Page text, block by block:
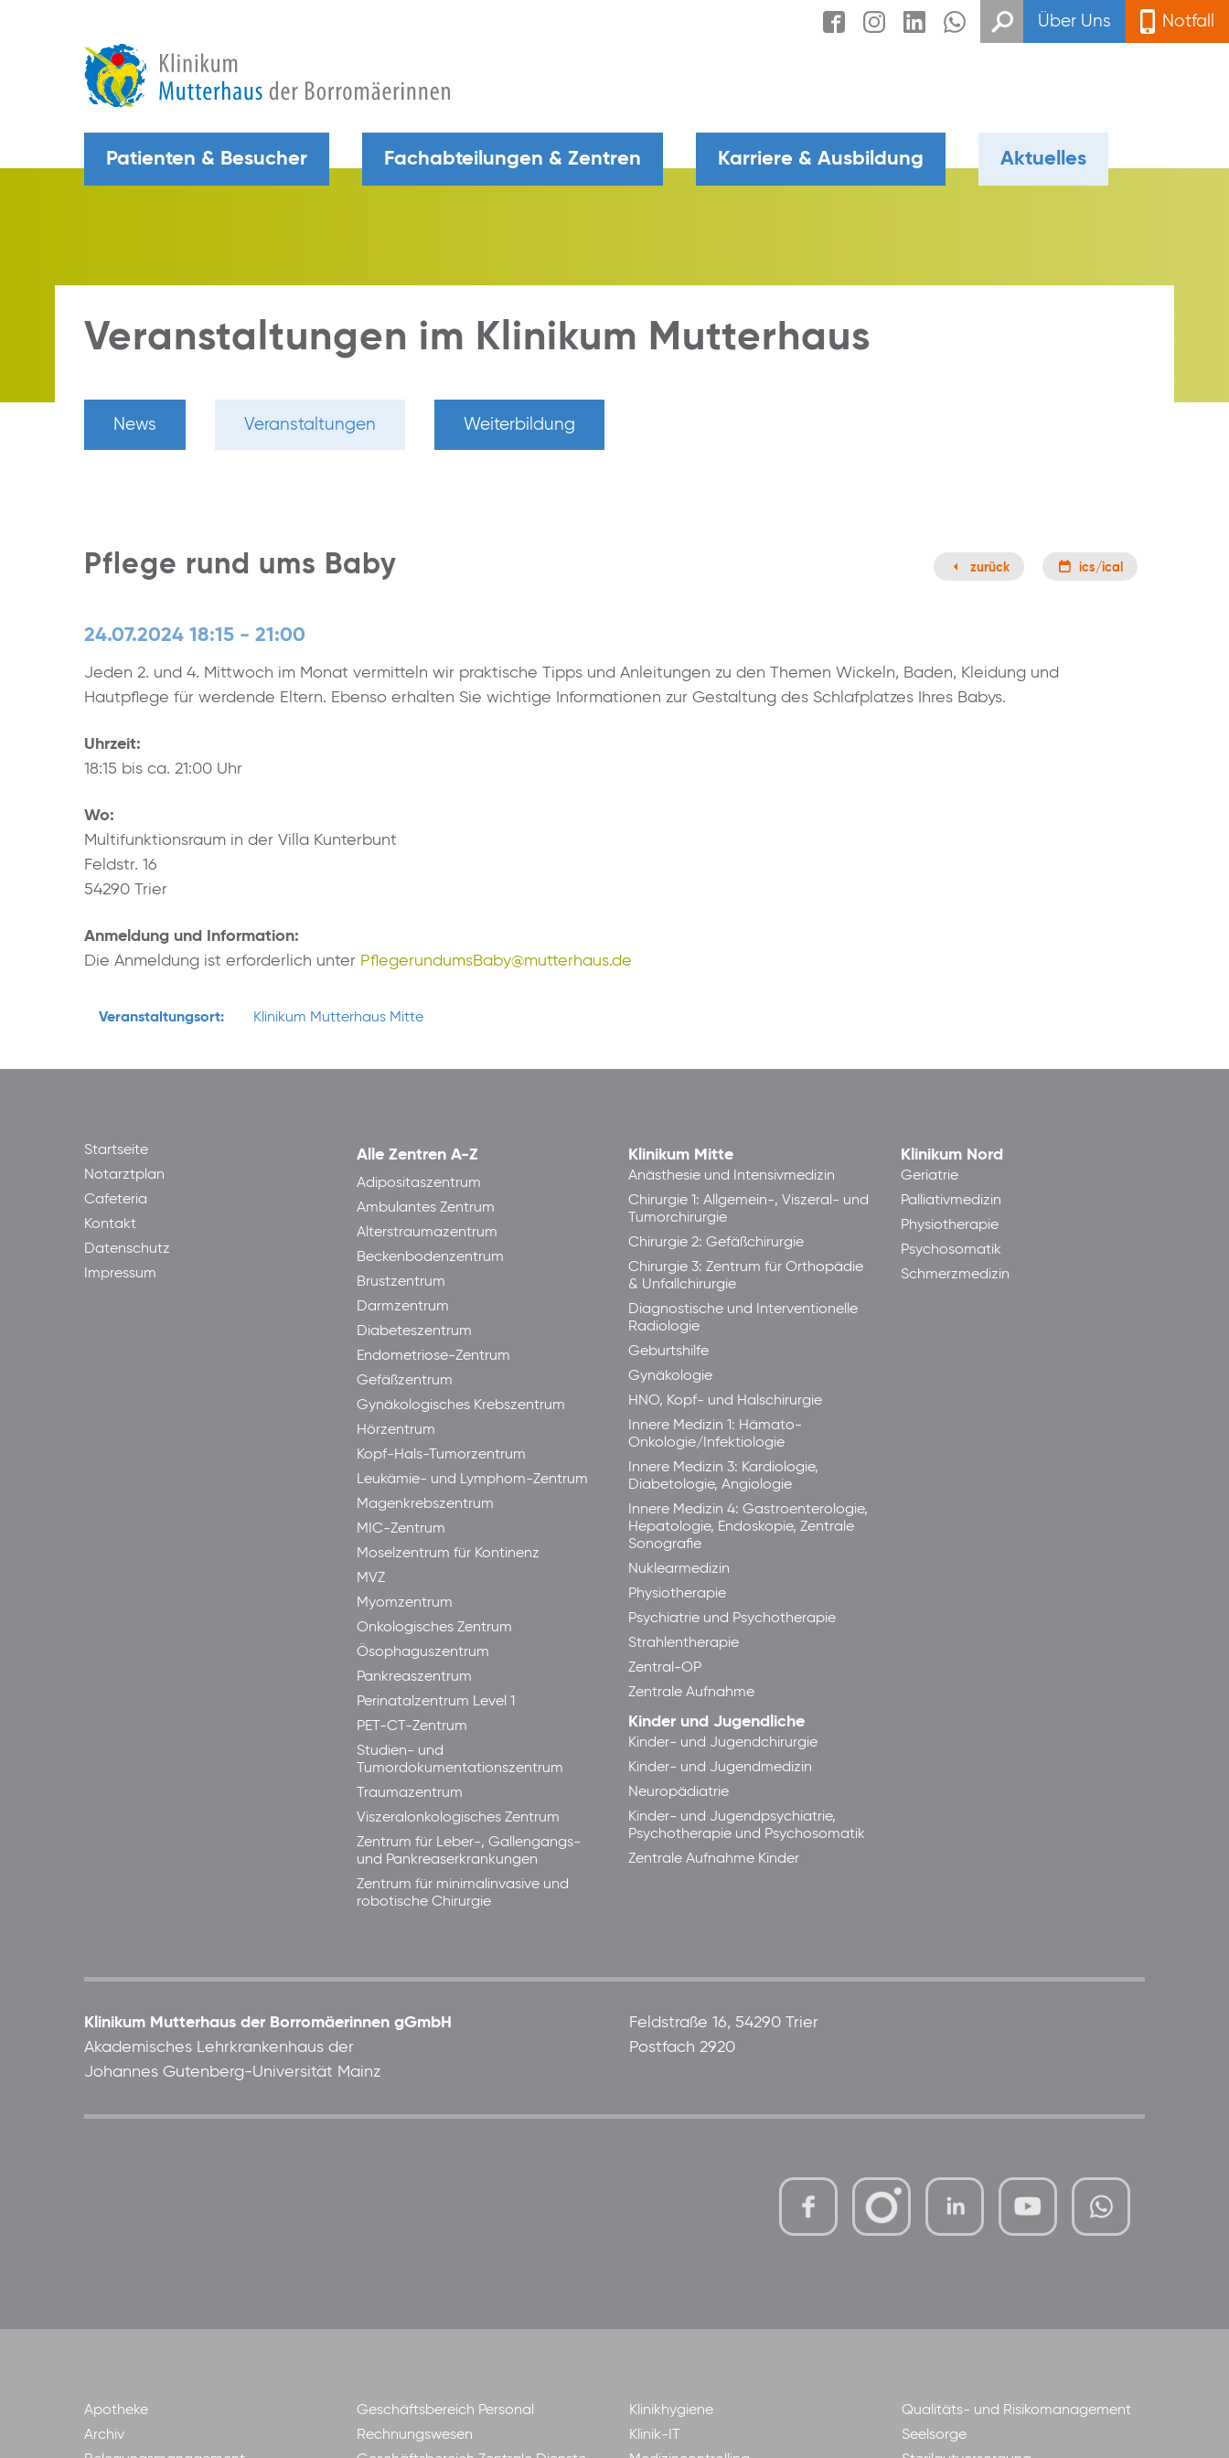
Über Uns Notfall
Patienten & Besucher Fachabteilungen & Zentren Karriere & Ausbildung Aktuelles
Veranstaltungen im Klinikum Mutterhaus
News Veranstaltungen Weiterbildung
Pflege rund ums Baby
24.07.2024 18:15 - 21:00
Jeden 2. und 4. Mittwoch im Monat vermitteln wir praktische Tipps und Anleitungen zu den Themen Wickeln, Baden, Kleidung und
Hautpflege für werdende Eltern. Ebenso erhalten Sie wichtige Informationen zur Gestaltung des Schlafplatzes Ihres Babys.
Uhrzeit:
18:15 bis ca. 21:00 Uhr
Wo:
Multifunktionsraum in der Villa Kunterbunt
Feldstr. 16
54290 Trier
Anmeldung und Information:
Die Anmeldung ist erforderlich unter PflegerundumsBaby@mutterhaus.de
Veranstaltungsort: Klinikum Mutterhaus Mitte
zurück ics/ical
Startseite
Notarztplan
Cafeteria
Kontakt
Datenschutz
Impressum
Alle Zentren A-Z
Adipositaszentrum
Ambulantes Zentrum
Alterstraumazentrum
Beckenbodenzentrum
Brustzentrum
Darmzentrum
Diabeteszentrum
Endometriose-Zentrum
Gefäßzentrum
Gynäkologisches Krebszentrum
Hörzentrum
Kopf-Hals-Tumorzentrum
Leukämie- und Lymphom-Zentrum
Magenkrebszentrum
MIC-Zentrum
Moselzentrum für Kontinenz
MVZ
Myomzentrum
Onkologisches Zentrum
Ösophaguszentrum
Pankreaszentrum
Perinatalzentrum Level 1
PET-CT-Zentrum
Studien- und
Tumordokumentationszentrum
Traumazentrum
Viszeralonkologisches Zentrum
Zentrum für Leber-, Gallengangs-
und Pankreaserkrankungen
Zentrum für minimalinvasive und
robotische Chirurgie
Klinikum Mitte
Anästhesie und Intensivmedizin
Chirurgie 1: Allgemein-, Viszeral- und
Tumorchirurgie
Chirurgie 2: Gefäßchirurgie
Chirurgie 3: Zentrum für Orthopädie
& Unfallchirurgie
Diagnostische und Interventionelle
Radiologie
Geburtshilfe
Gynäkologie
HNO, Kopf- und Halschirurgie
Innere Medizin 1: Hämato-
Onkologie/Infektiologie
Innere Medizin 3: Kardiologie,
Diabetologie, Angiologie
Innere Medizin 4: Gastroenterologie,
Hepatologie, Endoskopie, Zentrale
Sonografie
Nuklearmedizin
Physiotherapie
Psychiatrie und Psychotherapie
Strahlentherapie
Zentral-OP
Zentrale Aufnahme
Kinder und Jugendliche
Kinder- und Jugendchirurgie
Kinder- und Jugendmedizin
Neuropädiatrie
Kinder- und Jugendpsychiatrie,
Psychotherapie und Psychosomatik
Zentrale Aufnahme Kinder
Klinikum Nord
Geriatrie
Palliativmedizin
Physiotherapie
Psychosomatik
Schmerzmedizin
Klinikum Mutterhaus der Borromäerinnen gGmbH
Akademisches Lehrkrankenhaus der
Johannes Gutenberg-Universität Mainz
Feldstraße 16, 54290 Trier
Postfach 2920
mutterhaus-xMBTtqOwC1KKBww
Apotheke
Archiv
Geschäftsbereich Personal
Rechnungswesen
Klinikhygiene
Klinik-IT
Qualitäts- und Risikomanagement
Seelsorge